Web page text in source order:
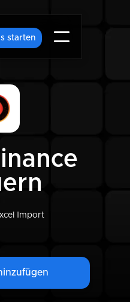
starten
Import